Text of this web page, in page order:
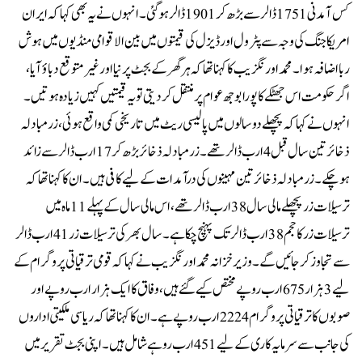
کس آمدنی 1751 ڈالر سے بڑھ کر 1901 ڈالر ہوگئی۔انہوں نے یہ بھی کہا کہ ایران
امریکا جنگ کی وجہ سے پٹرول اور ڈیزل کی قیمتوں میں بین الاقوامی منڈیوں میں ہوش
ربا اضافہ ہوا۔ محمد اورنگزیب کا کہنا تھا کہ ہر گھر کے بجٹ پر نیا اور غیر متوقع دباؤ آیا،
اگر حکومت اس جھٹکے کا پورا بوجھ عوام پر منتقل کردیتی تو یہ قیمتیں کہیں زیادہ ہوتیں۔
انہوں نے کہا کہ پچھلے دو سالوں میں پالیسی ریٹ میں تاریخی کمی واقع ہوئی، زرمبادلہ
ذخائرتین سال قبل 4 ارب ڈالر تھے۔ زرمبادلہ ذخائر بڑھ کر 17 ارب ڈالر سے زائد
ہوچکے۔ زرمبادلہ ذخائر تین مہینوں کی درآمدات کےلیے کافی ہیں۔ان کا کہنا تھا کہ
ترسیلات زر پچھلے مالی سال 38 ارب ڈالر تھے، اس مالی سال کے پہلے 11 ماہ میں
ترسیلات زر کا حجم 38 ارب ڈالر تک پہنچ چکا ہے۔ سال بھر کی ترسیلات زر 41 ارب ڈالر
سے تجاوز کر جائیں گے۔وزیر خزانہ محمد اورنگزیب نے کہا کہ قومی ترقیاتی پروگرام کے
لیے 3 ہزار 675 ارب روپے مختص کیے گئے ہیں، وفاق کا ایک ہزار ارب روپے اور
صوبوں کا ترقیاتی پروگرام 2224 ارب روپے ہے۔ان کا کہنا تھا کہ ریاسی ملکیتی اداروں
کی جانب سے سرمایہ کاری کے لیے451 ارب روہے شامل ہیں۔اپنی بجٹ تقریر میں